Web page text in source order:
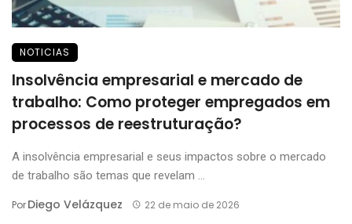
NOTICIAS
Insolvência empresarial e mercado de
trabalho: Como proteger empregados em
processos de reestruturação?
A insolvência empresarial e seus impactos sobre o mercado
de trabalho são temas que revelam ...
PorDiego Velázquez 22 de maio de 2026